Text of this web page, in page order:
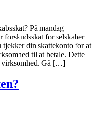
På mandag
forskudsskat for selskaber.
tjekker din skattekonto for at
til at betale. Dette
virksomhed. Gå […]